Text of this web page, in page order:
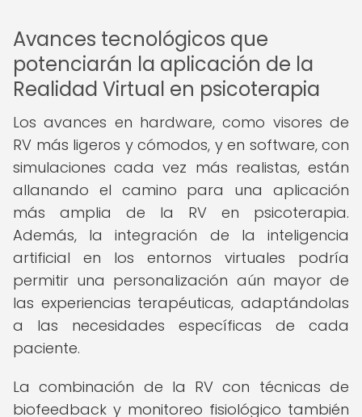
Avances tecnológicos que
potenciarán la aplicación de la
Realidad Virtual en psicoterapia
Los avances en hardware, como visores de
RV más ligeros y cómodos, y en software, con
simulaciones cada vez más realistas, están
allanando el camino para una aplicación
más amplia de la RV en psicoterapia.
Además, la integración de la inteligencia
artificial en los entornos virtuales podría
permitir una personalización aún mayor de
las experiencias terapéuticas, adaptándolas
a las necesidades específicas de cada
paciente.
La combinación de la RV con técnicas de
biofeedback y monitoreo fisiológico también